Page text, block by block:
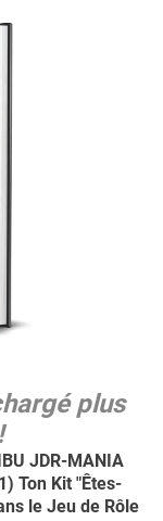
plus
JDR-MANIA
Ton Kit "Êtes-
le Jeu de Rôle